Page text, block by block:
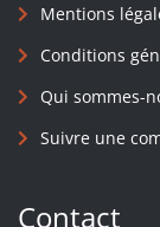
Mentions
Conditions
Qui sommes-
Suivre une
Contact